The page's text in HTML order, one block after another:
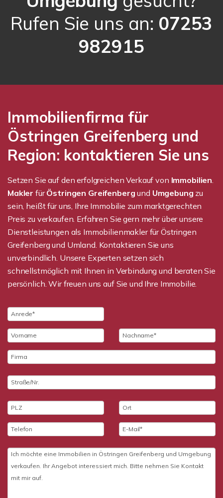
Rufen Sie uns an: 07253
982915
Immobilienfirma für
Östringen Greifenberg und
Region: kontaktieren Sie uns
Setzen Sie auf den erfolgreichen Verkauf von Immobilien
Makler fürÖstringen Greifenbergund Umgebung zu
sein, heißt für uns, Ihre Immobilie zum marktgerechten
Preis zu verkaufen. Erfahren Sie gern mehr über unsere
Dienstleistungen als Immobilienmakler für Östringen
Greifenberg und Umland. Kontaktieren Sie uns
unverbindlich. Unsere Experten setzen sich
schnellstmöglich mit Ihnen in Verbindung und beraten Sie
persönlich. Wir freuen uns auf Sie und Ihre Immobilie.